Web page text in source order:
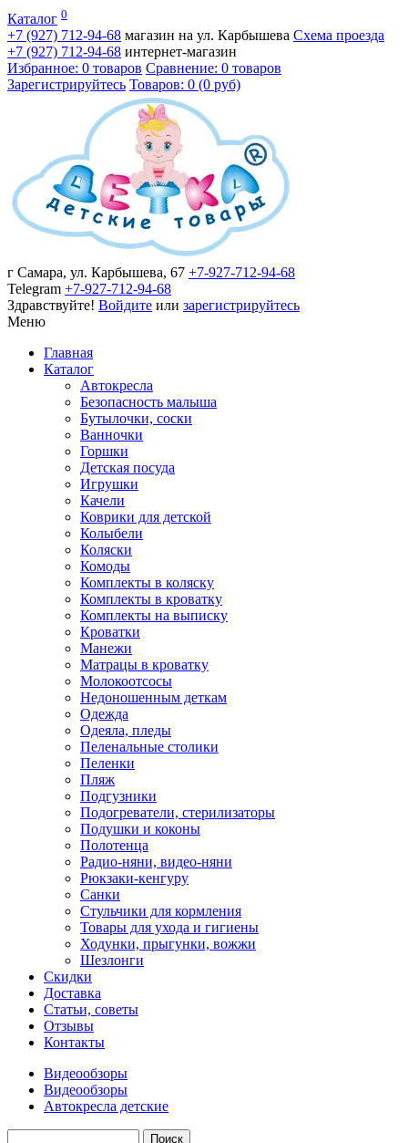
Каталог 0
+7 (927) 712-94-68 магазин на ул. Карбышева Схема проезда
+7 (927) 712-94-68 интернет-магазин
Избранное: 0 товаров Сравнение: 0 товаров
Зарегистрируйтесь Товаров: 0 (0 руб)
г Самара, ул. Карбышева, 67 +7-927-712-94-68
Telegram +7-927-712-94-68
Здравствуйте! Войдите или зарегистрируйтесь
Меню
Главная
Каталог
Автокресла
Безопасность малыша
Бутылочки, соски
Ванночки
Горшки
Детская посуда
Игрушки
Качели
Коврики для детской
Колыбели
Коляски
Комоды
Комплекты в коляску
Комплекты в кроватку
Комплекты на выписку
Кроватки
Манежи
Матрацы в кроватку
Молокоотсосы
Недоношенным деткам
Одежда
Одеяла, пледы
Пеленальные столики
Пеленки
Пляж
Подгузники
Подогреватели, стерилизаторы
Подушки и коконы
Полотенца
Радио-няни, видео-няни
Рюкзаки-кенгуру
Санки
Стульчики для кормления
Товары для ухода и гигиены
Ходунки, прыгунки, вожжи
Шезлонги
Скидки
Доставка
Статьи, советы
Отзывы
Контакты
Видеообзоры
Видеообзоры
Автокресла детские